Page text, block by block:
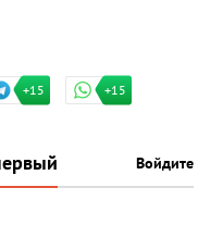
+15 +15
Войдите